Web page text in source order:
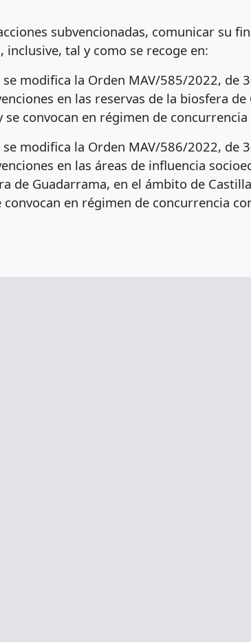
subvencionadas, comunicar su
tal y como se recoge en:
modifica la Orden MAV/585/2022, de
en las reservas de la biosfera
convocan en régimen de
modifica la Orden MAV/586/2022, de
en las áreas de influencia
de Guadarrama, en el ámbito de
en régimen de concurrencia